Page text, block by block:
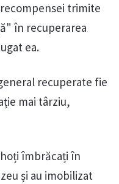
trimite
în recuperarea
ea.
recuperate fie
mai târziu,
îmbrăcați în
și au imobilizat